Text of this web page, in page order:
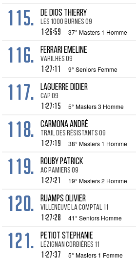
115. DE DIOS Thierry
Les 1000 Burnes 09
1:26:59 37° Masters 1 Homme
116. FERRARI Emeline
Varilhes 09
1:27:11 9° Seniors Femme
117. LAGUERRE Didier
CAP 09
1:27:15 5° Masters 3 Homme
118. CARMONA André
Trail des Résistants 09
1:27:19 38° Masters 1 Homme
119. ROUBY Patrick
AC Pamiers 09
1:27:21 19° Masters 2 Homme
120. RUAMPS Olivier
Villeneuve La Comptal 11
1:27:28 41° Seniors Homme
121. PETIOT Stephanie
Lézignan Corbières 11
1:27:37 5° Masters 1 Femme